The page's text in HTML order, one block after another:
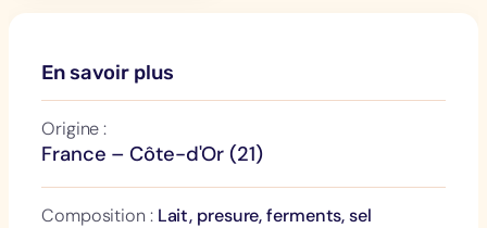
En savoir plus
Origine :
France – Côte-d'Or (21)
Composition : Lait, presure, ferments, sel